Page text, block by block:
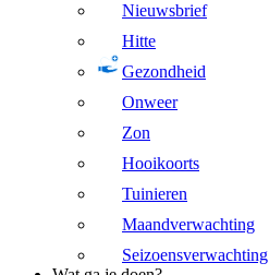
Nieuwsbrief
Hitte
Gezondheid
Onweer
Zon
Hooikoorts
Tuinieren
Maandverwachting
Seizoensverwachting